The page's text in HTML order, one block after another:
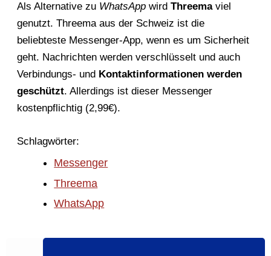
Als Alternative zu WhatsApp wird Threemaviel
genutzt. Threema aus der Schweiz ist die
beliebteste Messenger-App, wenn es um Sicherheit
geht. Nachrichten werden verschlüsselt und auch
Verbindungs- und Kontaktinformationen werden
geschützt. Allerdings ist dieser Messenger
kostenpflichtig (2,99€).
Schlagwörter:
Messenger
Threema
WhatsApp